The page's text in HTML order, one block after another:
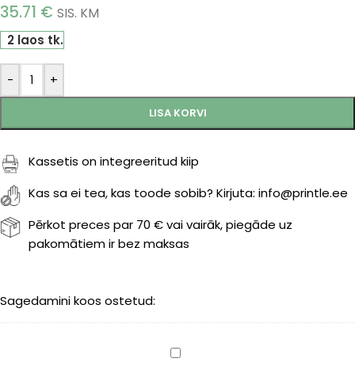
35.71 € SIS. KM
2 laos tk.
- +
LISA KORVI
Kassetis on integreeritud kiip
Kas sa ei tea, kas toode sobib? Kirjuta: info@printle.ee
Pērkot preces par 70 € vai vairāk, piegāde uz
pakomātiem ir bez maksas
Sagedamini koos ostetud:
HP